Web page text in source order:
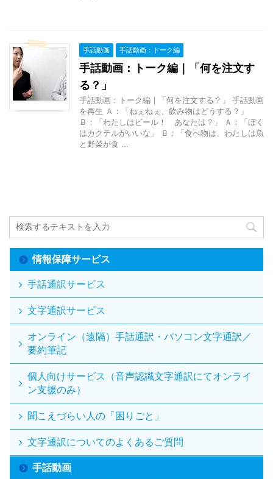
手話動画 手話動画：トーク編
手話動画：トーク編｜「何を注文す
る？」
手話動画：トーク編｜「何を注文する？」 手話動画
を再生 Ａ：「ねぇねぇ、飲み物はどうする？」
Ｂ：「わたしはビール！ あなたは？」 Ａ：「ぼく
はカクテルがいいな」 Ｂ：「食べ物は、わたしは魚
と野菜が食 ...
情報保障サービス
手話通訳サービス
文字通訳サービス
オンライン（遠隔）手話通訳・パソコン文字通訳／
要約筆記
個人向けサービス（音声認識文字通訳にてオンライ
ン支援のみ）
聞こえづらい人の「困りごと」
文字通訳についてのよくあるご質問
手話動画